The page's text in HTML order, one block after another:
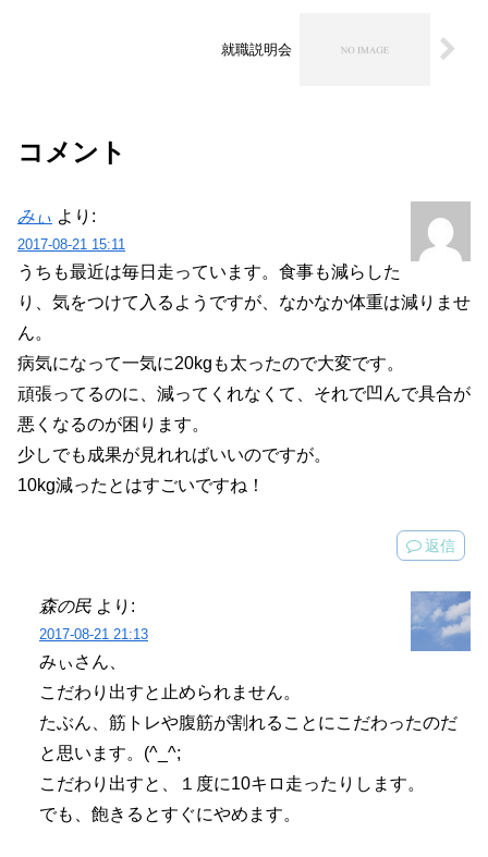
就職説明会
コメント
みぃ より:
2017-08-21 15:11
うちも最近は毎日走っています。食事も減らした
り、気をつけて入るようですが、なかなか体重は減りませ
ん。
病気になって一気に20kgも太ったので大変です。
頑張ってるのに、減ってくれなくて、それで凹んで具合が
悪くなるのが困ります。
少しでも成果が見れればいいのですが。
10kg減ったとはすごいですね！
返信
森の民 より:
2017-08-21 21:13
みぃさん、
こだわり出すと止められません。
たぶん、筋トレや腹筋が割れることにこだわったのだ
と思います。(^_^;
こだわり出すと、１度に10キロ走ったりします。
でも、飽きるとすぐにやめます。